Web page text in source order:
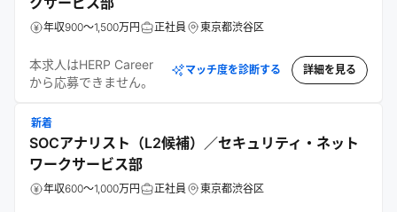
年収900～1,500万円 正社員 東京都渋谷区
本求人はHERP Career
から応募できません。
マッチ度を診断する 詳細を見る
新着
SOCアナリスト（L2候補）／セキュリティ・ネット
ワークサービス部
年収600～1,000万円 正社員 東京都渋谷区